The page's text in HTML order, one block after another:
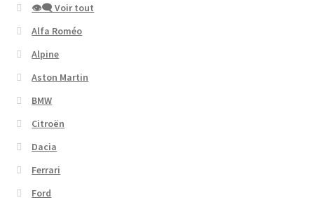
👁‍🗨 Voir tout
Alfa Roméo
Alpine
Aston Martin
BMW
Citroën
Dacia
Ferrari
Ford